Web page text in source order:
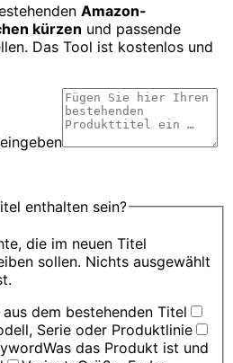
Amazon-
kürzen und passende
Das Tool ist kostenlos und
enthalten sein?
die im neuen Titel
sollen. Nichts ausgewählt
dem bestehenden Titel
Serie oder Produktlinie
Was das Produkt ist und